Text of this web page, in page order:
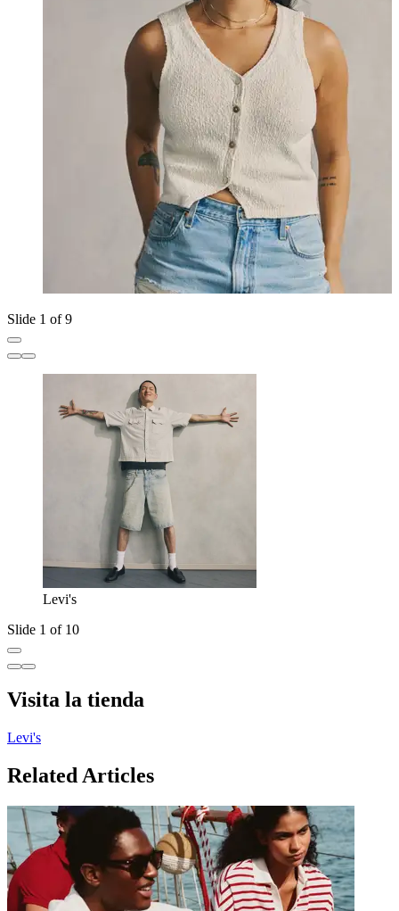
Slide 1 of 9
Levi's
Slide 1 of 10
Visita la tienda
Levi's
Related Articles